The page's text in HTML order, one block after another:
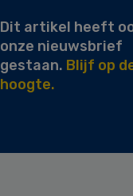
Dit artikel heeft
onze nieuwsbrief
gestaan. Blijf op
hoogte.